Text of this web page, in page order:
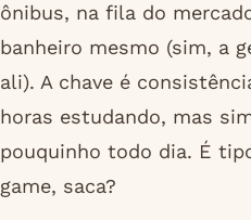
ônibus, na fila do
banheiro mesmo (sim, a
ali). A chave é
horas estudando, mas
pouquinho todo dia. É
game, saca?